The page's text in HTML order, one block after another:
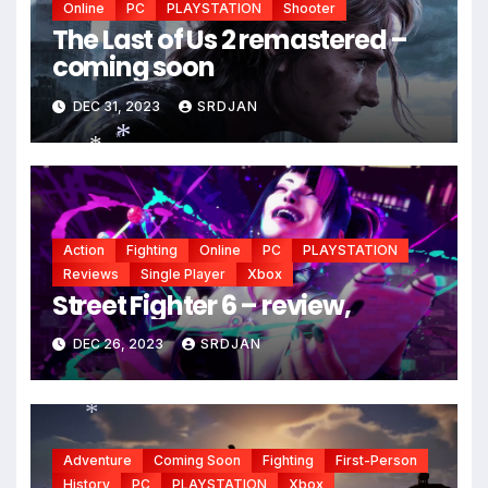
Online
PC PLAYSTATION Shooter
The Last of Us 2 remastered –
coming soon
DEC 31, 2023 SRDJAN
Action Fighting Online PC
PLAYSTATION
Reviews
Single Player Xbox
Street Fighter 6 – review,
DEC 26, 2023 SRDJAN
Adventure Coming Soon Fighting
First-Person
History
PC PLAYSTATION Xbox
*
* *
*